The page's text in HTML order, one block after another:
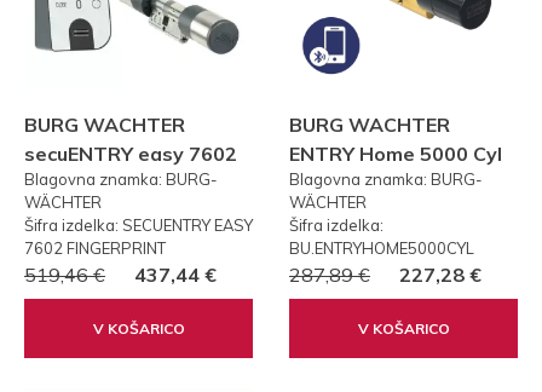
BURG WACHTER
secuENTRY easy 7602
FP PRSTNI ODTIS
Blagovna znamka: BURG-
WÄCHTER
Šifra izdelka: SECUENTRY EASY
7602 FINGERPRINT
519,46 € 437,44 €
V KOŠARICO
BURG WACHTER
ENTRY Home 5000 Cyl
Blagovna znamka: BURG-
WÄCHTER
Šifra izdelka:
BU.ENTRYHOME5000CYL
287,89 € 227,28 €
V KOŠARICO